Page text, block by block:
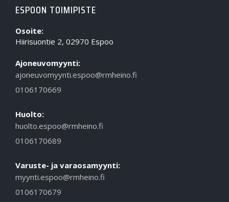
ESPOON TOIMIPISTE
Osoite:
Hiirisuontie 2, 02970 Espoo
Ajoneuvomyynti:
ajoneuvomyynti.espoo@rmheino.fi
0106170669
Huolto:
huolto.espoo@rmheino.fi
0106170689
Varuste- ja varaosamyynti:
myynti.espoo@rmheino.fi
0106170679